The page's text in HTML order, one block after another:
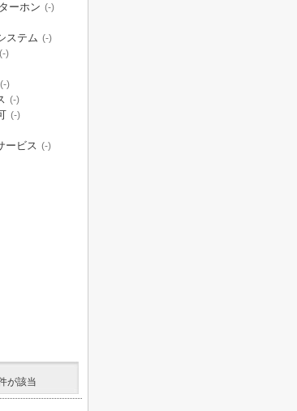
ーホン (-)
ステム (-)
(-)
(-)
(-)
(-)
ービス (-)
が該当